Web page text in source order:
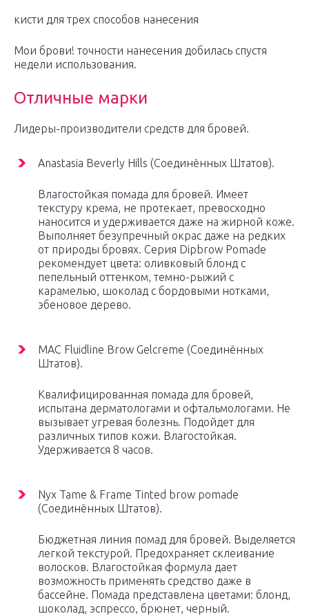
кисти для трех способов нанесения
Мои брови! точности нанесения добилась спустя
недели использования.
Отличные марки
Лидеры-производители средств для бровей.
Anastasia Beverly Hills (Соединённых Штатов).
Влагостойкая помада для бровей. Имеет
текстуру крема, не протекает, превосходно
наносится и удерживается даже на жирной коже.
Выполняет безупречный окрас даже на редких
от природы бровях. Серия Dipbrow Pomade
рекомендует цвета: оливковый блонд с
пепельный оттенком, темно-рыжий с
карамелью, шоколад с бордовыми нотками,
эбеновое дерево.
MAC Fluidline Brow Gelcreme (Соединённых
Штатов).
Квалифицированная помада для бровей,
испытана дерматологами и офтальмологами. Не
вызывает угревая болезнь. Подойдет для
различных типов кожи. Влагостойкая.
Удерживается 8 часов.
Nyx Tame & Frame Tinted brow pomade
(Соединённых Штатов).
Бюджетная линия помад для бровей. Выделяется
легкой текстурой. Предохраняет склеивание
волосков. Влагостойкая формула дает
возможность применять средство даже в
бассейне. Помада представлена цветами: блонд,
шоколад, эспрессо, брюнет, черный.